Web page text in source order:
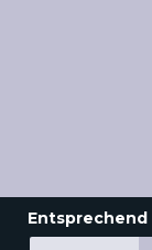
Entsprechend